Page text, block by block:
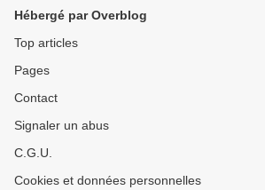
Hébergé par Overblog
Top articles
Pages
Contact
Signaler un abus
C.G.U.
Cookies et données personnelles